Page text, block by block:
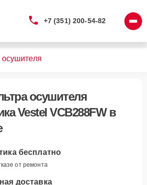
+7 (351) 200-54-82
осушителя
осушителя
Vestel VCB288FW в
бесплатно
от ремонта
доставка